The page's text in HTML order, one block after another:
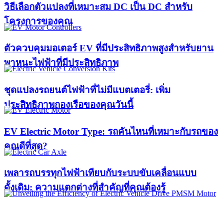
วิธีเลือกตัวแปลงที่เหมาะสม DC เป็น DC สำหรับ
โครงการของคุณ
ตัวควบคุมมอเตอร์ EV ที่มีประสิทธิภาพสูงสำหรับยาน
พาหนะไฟฟ้าที่มีประสิทธิภาพ
ชุดแปลงรถยนต์ไฟฟ้าที่ไม่มีแบตเตอรี่: เพิ่ม
ประสิทธิภาพกองเรือของคุณวันนี้
EV Electric Motor Type: รถคันไหนที่เหมาะกับรถของ
คุณดีที่สุด?
เพลารถบรรทุกไฟฟ้าเทียบกับระบบขับเคลื่อนแบบ
ดั้งเดิม: ความแตกต่างที่สำคัญที่คุณต้องรู้